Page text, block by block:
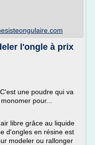
l'ongle à prix
une poudre qui va
pour...
libre grâce au liquide
d'ongles en résine est
modeler ou rallonger